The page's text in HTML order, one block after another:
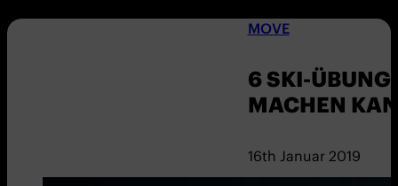
MOVE
6 SKI-
MACHEN
16th Januar 2019